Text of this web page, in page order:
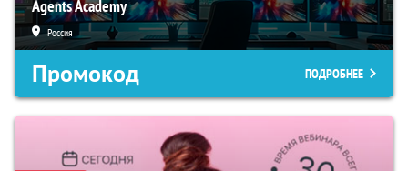
Agents Academy
Россия
Промокод ПОДРОБНЕЕ